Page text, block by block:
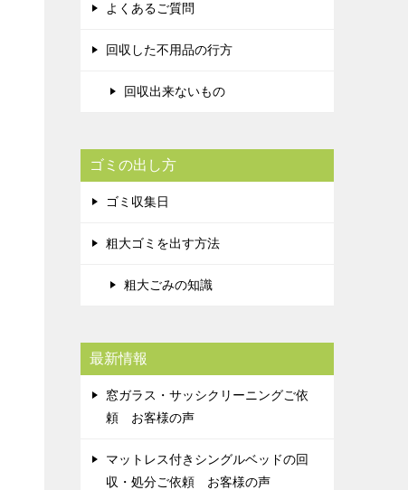
よくあるご質問
回収した不用品の行方
回収出来ないもの
ゴミの出し方
ゴミ収集日
粗大ゴミを出す方法
粗大ごみの知識
最新情報
窓ガラス・サッシクリーニングご依
頼 お客様の声
マットレス付きシングルベッドの回
収・処分ご依頼 お客様の声